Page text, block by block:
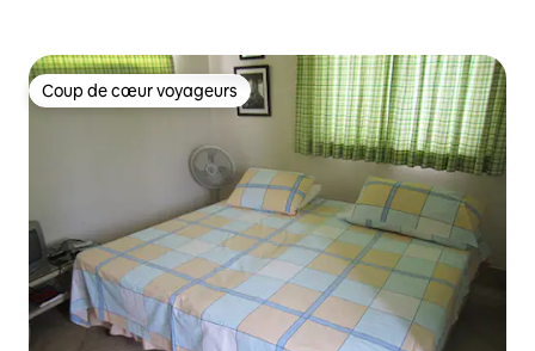
Coup de cœur voyageurs
Coup de cœur voyageurs